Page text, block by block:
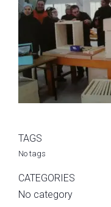
TAGS
No tags
CATEGORIES
No category